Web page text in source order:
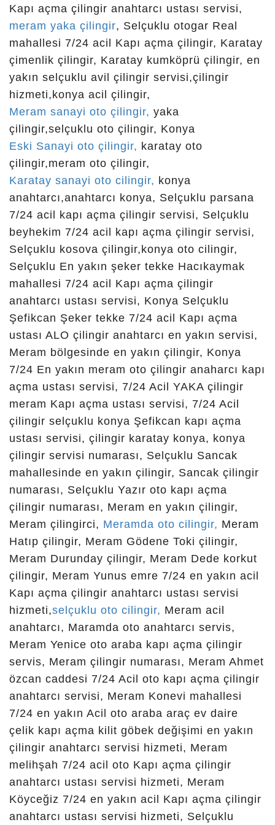
konya karatay çilingir numarası, konya kartlı kilit,
konya kilit, konya merkez çilingir, konya oto
anahtar, konya oto anahtarcı, konya oto cilingir,
konya oto çilingir, konya oto yedek anahtar, konya
sancak çilingir, konya selcuklu cilingir numarasi,
konya uzman anahtar, konya uzman oto, konya
zafer anahtarcı, konya.cilingir, konyaç ilingir,
konyada çilingir, kurtuluş çilingir, meram çilingir
konya, meram konakları, nişantaşı çilingir, nöbetçi
anahtarcı, otagar çilingir, oto anahtar, oto anahtar
konya, oto anahtar kopyalama, oto anahtarı, oto
çilingir, real çilingir, sac kapı kasası, sancak
mahallesi çilingir, selcuklu çilingir, selçuklu çilingir
konya, selçuklu çilingir konya0
konya cilingir
güveniş
anahtar,
konya çilingir
numaraları,
konya çilingir
hizmeti,
karatay
çilingir,
meram
çilingir,
selçuklu
çilingir,
konya çilingir
Kapı açma çilingir anahtarcı ustası servisi,
meram yaka çilingir, Selçuklu otogar Real
mahallesi 7/24 acil Kapı açma çilingir, Karatay
çimenlik çilingir, Karatay kumköprü çilingir, en
yakın selçuklu avil çilingir servisi,çilingir
hizmeti,konya acil çilingir,
Meram sanayi oto çilingir, yaka
çilingir,selçuklu oto çilingir, Konya
Eski Sanayi oto çilingir, karatay oto
çilingir,meram oto çilingir,
Karatay sanayi oto cilingir, konya
anahtarcı,anahtarcı konya, Selçuklu parsana
7/24 acil kapı açma çilingir servisi, Selçuklu
beyhekim 7/24 acil kapı açma çilingir servisi,
Selçuklu kosova çilingir,konya oto cilingir,
Selçuklu En yakın şeker tekke Hacıkaymak
mahallesi 7/24 acil Kapı açma çilingir
anahtarcı ustası servisi, Konya Selçuklu
Şefikcan Şeker tekke 7/24 acil Kapı açma
ustası ALO çilingir anahtarcı en yakın servisi,
Meram bölgesinde en yakın çilingir, Konya
7/24 En yakın meram oto çilingir anaharcı kapı
açma ustası servisi, 7/24 Acil YAKA çilingir
meram Kapı açma ustası servisi, 7/24 Acil
çilingir selçuklu konya Şefikcan kapı açma
ustası servisi, çilingir karatay konya, konya
çilingir servisi numarası, Selçuklu Sancak
mahallesinde en yakın çilingir, Sancak çilingir
numarası, Selçuklu Yazır oto kapı açma
çilingir numarası, Meram en yakın çilingir,
Meram çilingirci, Meramda oto cilingir, Meram
Hatıp çilingir, Meram Gödene Toki çilingir,
Meram Durunday çilingir, Meram Dede korkut
çilingir, Meram Yunus emre 7/24 en yakın acil
Kapı açma çilingir anahtarcı ustası servisi
hizmeti,selçuklu oto cilingir, Meram acil
anahtarcı, Maramda oto anahtarcı servis,
Meram Yenice oto araba kapı açma çilingir
servis, Meram çilingir numarası, Meram Ahmet
özcan caddesi 7/24 Acil oto kapı açma çilingir
anahtarcı servisi, Meram Konevi mahallesi
7/24 en yakın Acil oto araba araç ev daire
çelik kapı açma kilit göbek değişimi en yakın
çilingir anahtarcı servisi hizmeti, Meram
melihşah 7/24 acil oto Kapı açma çilingir
anahtarcı ustası servisi hizmeti, Meram
Köyceğiz 7/24 en yakın acil Kapı açma çilingir
anahtarcı ustası servisi hizmeti, Selçuklu